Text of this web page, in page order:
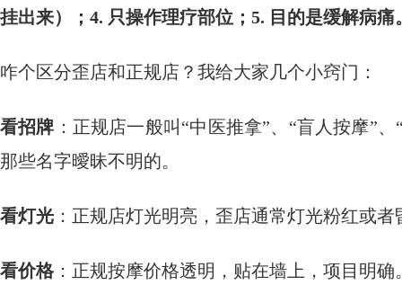
挂出来）；4. 只操作理疗部位；5. 目的是缓解病痛
咋个区分歪店和正规店？我给大家几个小窍门：
看招牌 ：正规店一般叫“中医推拿”、“盲人按摩”
那些名字曖昧不明的。
看灯光 ：正规店灯光明亮，歪店通常灯光粉红或者
看价格 ：正规按摩价格透明，贴在墙上，项目明